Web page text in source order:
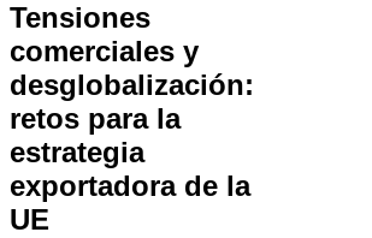
Tensiones
comerciales y
desglobalización:
retos para la
estrategia
exportadora de la
UE